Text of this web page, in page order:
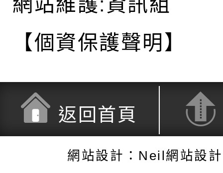
網站維護:資訊組
【個資保護聲明】
返回首頁
網站設計：Neil網站設